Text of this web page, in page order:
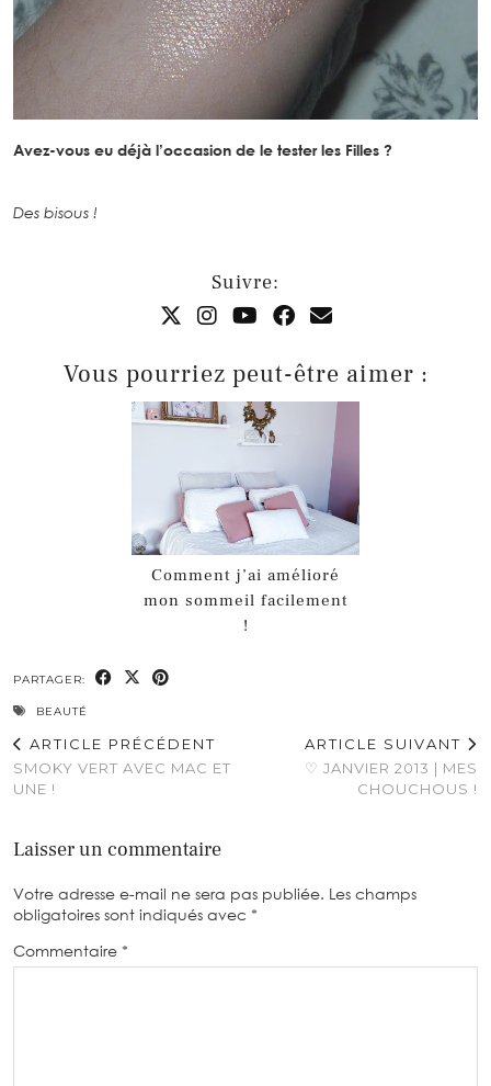
Avez-vous eu déjà l’occasion de le tester les Filles ?
Des bisous !
Suivre:
Vous pourriez peut-être aimer :
Comment j’ai amélioré
mon sommeil facilement
!
PARTAGER:
BEAUTÉ
ARTICLE PRÉCÉDENT
SMOKY VERT AVEC MAC ET
UNE !
ARTICLE SUIVANT
♡ JANVIER 2013 | MES
CHOUCHOUS !
Laisser un commentaire
Votre adresse e-mail ne sera pas publiée. Les champs
obligatoires sont indiqués avec *
Commentaire *